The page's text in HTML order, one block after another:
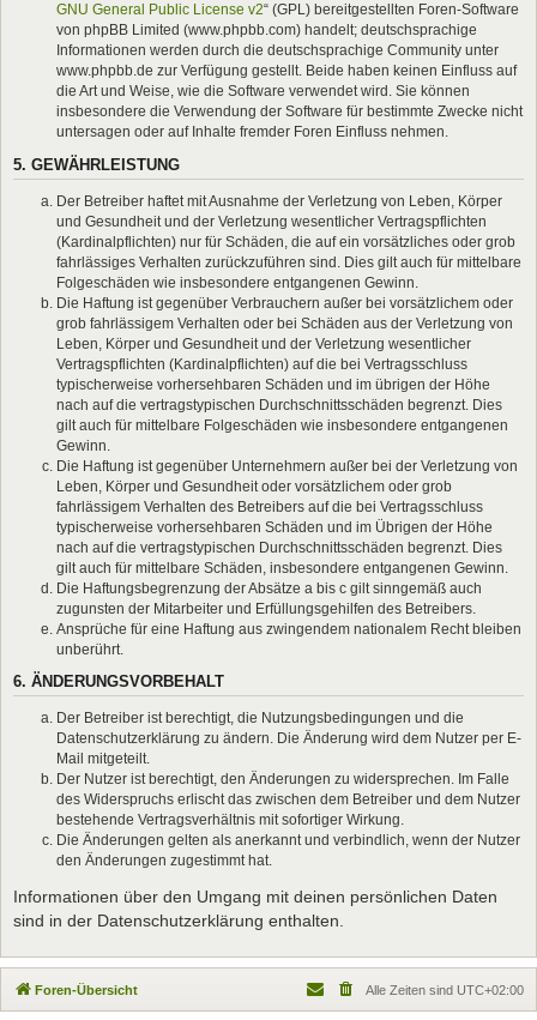
GNU General Public License v2“ (GPL) bereitgestellten Foren-Software
von phpBB Limited (www.phpbb.com) handelt; deutschsprachige
Informationen werden durch die deutschsprachige Community unter
www.phpbb.de zur Verfügung gestellt. Beide haben keinen Einfluss auf
die Art und Weise, wie die Software verwendet wird. Sie können
insbesondere die Verwendung der Software für bestimmte Zwecke nicht
untersagen oder auf Inhalte fremder Foren Einfluss nehmen.
5. GEWÄHRLEISTUNG
Der Betreiber haftet mit Ausnahme der Verletzung von Leben, Körper
und Gesundheit und der Verletzung wesentlicher Vertragspflichten
(Kardinalpflichten) nur für Schäden, die auf ein vorsätzliches oder grob
fahrlässiges Verhalten zurückzuführen sind. Dies gilt auch für mittelbare
Folgeschäden wie insbesondere entgangenen Gewinn.
Die Haftung ist gegenüber Verbrauchern außer bei vorsätzlichem oder
grob fahrlässigem Verhalten oder bei Schäden aus der Verletzung von
Leben, Körper und Gesundheit und der Verletzung wesentlicher
Vertragspflichten (Kardinalpflichten) auf die bei Vertragsschluss
typischerweise vorhersehbaren Schäden und im übrigen der Höhe
nach auf die vertragstypischen Durchschnittsschäden begrenzt. Dies
gilt auch für mittelbare Folgeschäden wie insbesondere entgangenen
Gewinn.
Die Haftung ist gegenüber Unternehmern außer bei der Verletzung von
Leben, Körper und Gesundheit oder vorsätzlichem oder grob
fahrlässigem Verhalten des Betreibers auf die bei Vertragsschluss
typischerweise vorhersehbaren Schäden und im Übrigen der Höhe
nach auf die vertragstypischen Durchschnittsschäden begrenzt. Dies
gilt auch für mittelbare Schäden, insbesondere entgangenen Gewinn.
Die Haftungsbegrenzung der Absätze a bis c gilt sinngemäß auch
zugunsten der Mitarbeiter und Erfüllungsgehilfen des Betreibers.
Ansprüche für eine Haftung aus zwingendem nationalem Recht bleiben
unberührt.
6. ÄNDERUNGSVORBEHALT
Der Betreiber ist berechtigt, die Nutzungsbedingungen und die
Datenschutzerklärung zu ändern. Die Änderung wird dem Nutzer per E-
Mail mitgeteilt.
Der Nutzer ist berechtigt, den Änderungen zu widersprechen. Im Falle
des Widerspruchs erlischt das zwischen dem Betreiber und dem Nutzer
bestehende Vertragsverhältnis mit sofortiger Wirkung.
Die Änderungen gelten als anerkannt und verbindlich, wenn der Nutzer
den Änderungen zugestimmt hat.
Informationen über den Umgang mit deinen persönlichen Daten
sind in der Datenschutzerklärung enthalten.
Foren-Übersicht Alle Zeiten sind UTC+02:00